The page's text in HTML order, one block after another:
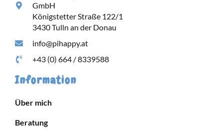
GmbH
Königstetter Straße 122/1
3430 Tulln an der Donau
info@pihappy.at
+43 (0) 664 / 8339588
Information
Über mich
Beratung